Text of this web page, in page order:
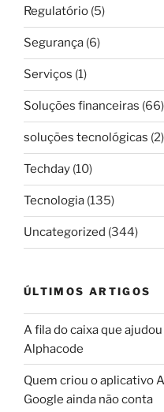
Regulatório (5)
Segurança (6)
Serviços (1)
Soluções financeiras (66)
soluções tecnológicas (2)
Techday (10)
Tecnologia (135)
Uncategorized (344)
ÚLTIMOS ARTIGOS
A fila do caixa que
Alphacode
Quem criou o aplicativo
Google ainda não conta